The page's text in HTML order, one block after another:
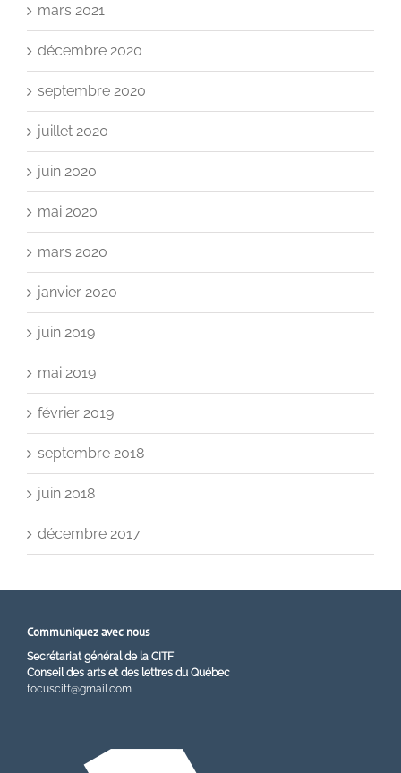
mars 2021
décembre 2020
septembre 2020
juillet 2020
juin 2020
mai 2020
mars 2020
janvier 2020
juin 2019
mai 2019
février 2019
septembre 2018
juin 2018
décembre 2017
Communiquez avec nous
Secrétariat général de la CITF
Conseil des arts et des lettres du Québec
focuscitf@gmail.com